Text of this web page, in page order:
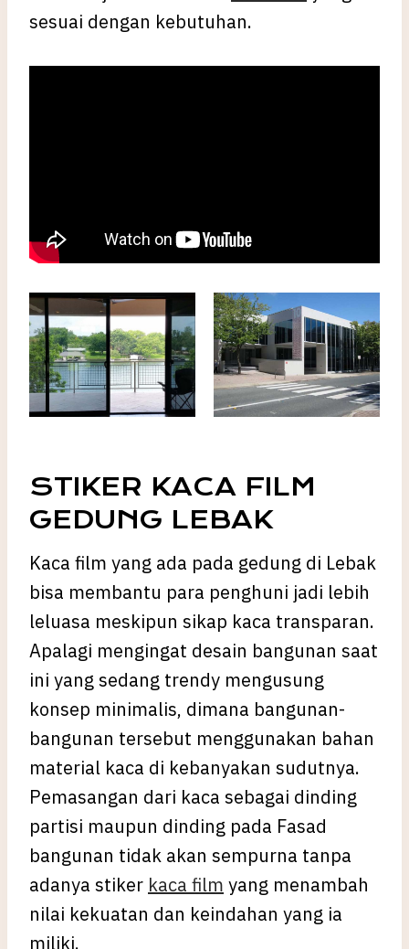
sesuai dengan kebutuhan.
STIKER KACA FILM
GEDUNG LEBAK
Kaca film yang ada pada gedung di Lebak
bisa membantu para penghuni jadi lebih
leluasa meskipun sikap kaca transparan.
Apalagi mengingat desain bangunan saat
ini yang sedang trendy mengusung
konsep minimalis, dimana bangunan-
bangunan tersebut menggunakan bahan
material kaca di kebanyakan sudutnya.
Pemasangan dari kaca sebagai dinding
partisi maupun dinding pada Fasad
bangunan tidak akan sempurna tanpa
adanya stiker kaca film yang menambah
nilai kekuatan dan keindahan yang ia
miliki.